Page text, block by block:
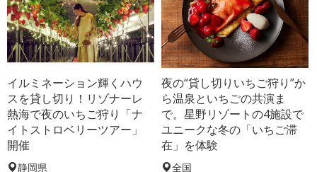
イルミネーション輝くハウ
スを貸し切り！リゾナーレ
熱海で夜のいちご狩り「ナ
イトストロベリーツアー」
開催
静岡県
夜の“貸し切りいちご狩り”か
ら温泉といちごの共演ま
で。星野リゾートの4施設で
ユニークな冬の「いちご滞
在」を体験
全国